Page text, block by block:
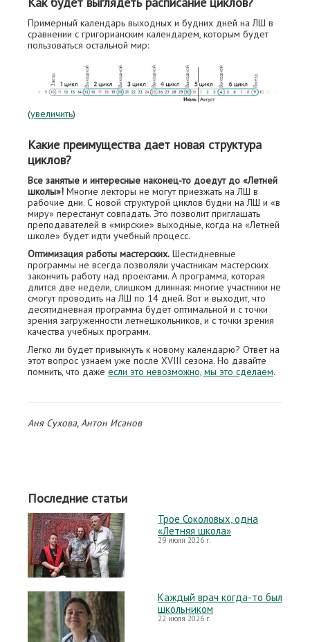
Примерный календарь выходных и будних дней на ЛШ в
сравнении с григорианским календарем, которым будет
пользоваться остальной мир:
(увеличить)
Какие преимущества дает новая структура
циклов?
Все занятые и интересные наконец-то доедут до «Летней
школы»! Многие лекторы не могут приезжать на ЛШ в
рабочие дни. С новой структурой циклов будни на ЛШ и «в
миру» перестанут совпадать. Это позволит приглашать
преподавателей в «мирские» выходные, когда на «Летней
школе» будет идти учебный процесс.
Оптимизация работы мастерских. Шестидневные
программы не всегда позволяли участникам мастерских
закончить работу над проектами. А программа, которая
длится две недели, слишком длинная: многие участники не
смогут проводить на ЛШ по 14 дней. Вот и выходит, что
десятидневная программа будет оптимальной и с точки
зрения загруженности летнешкольников, и с точки зрения
качества учебных программ.
Легко ли будет привыкнуть к новому календарю? Ответ на
этот вопрос узнаем уже после XVIII сезона. Но давайте
помнить, что даже если это невозможно, мы это сделаем.
Аня Сухова, Антон Исанов
Последние статьи
Трое Соколовых, одна
«Летняя школа»
29 июля 2026 г.
Каждый врач когда-то был
школьником
22 июля 2026 г.